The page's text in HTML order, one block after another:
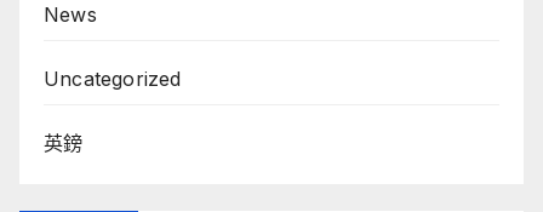
News
Uncategorized
英鎊